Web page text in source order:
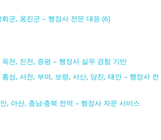
군, 옹진군 – 행정사 전문 대응 (6)
천, 진천, 증평 – 행정사 실무 경험 기반
성, 서천, 부여, 보령, 서산, 당진, 태안 – 행정사 컨
, 아산, 충남·충북 전역 – 행정사 자문 서비스